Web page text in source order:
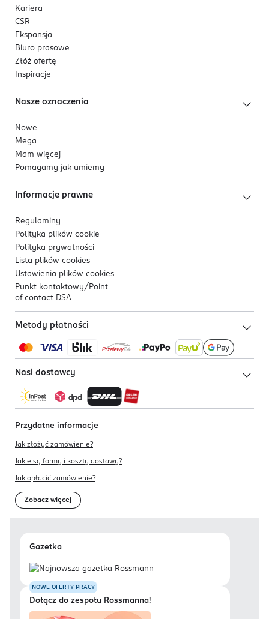
Kariera
CSR
Ekspansja
Biuro prasowe
Złóż ofertę
Inspiracje
Nasze oznaczenia
Nowe
Mega
Mam więcej
Pomagamy jak umiemy
Informacje prawne
Regulaminy
Polityka plików cookie
Polityka prywatności
Lista plików cookies
Ustawienia plików cookies
Punkt kontaktowy/ Point
of contact DSA
Metody płatności
Nasi dostawcy
Przydatne informacje
Jak złożyć zamówienie?
Jakie są formy i koszty dostawy?
Jak opłacić zamówienie?
Zobacz więcej
Gazetka
NOWE OFERTY PRACY
Dołącz do zespołu Rossmanna!